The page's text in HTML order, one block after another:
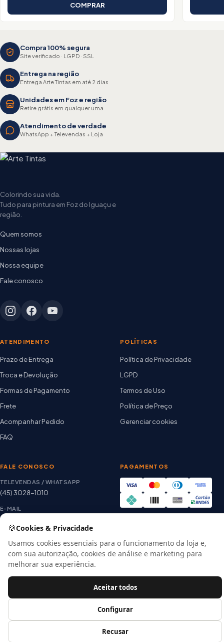
COMPRAR
Compra 100% segura
Site verificado · LGPD · SSL
Entrega na região
Entrega Arte Tintas em até 2 dias
Unidades em Foz e região
Retire grátis em qualquer uma
Atendimento de verdade
WhatsApp + Televendas + Loja
Colorindo sua vida.
Tudo para pintura em Foz do Iguaçu e
região.
Quem somos
Nossas lojas
Nossa equipe
Fale conosco
ATENDIMENTO
Prazo de Entrega
Troca e Devolução
Formas de Pagamento
Frete
Acompanhar Pedido
FAQ
POLÍTICAS
Política de Privacidade
LGPD
Termos de Uso
Política de Preço
Gerenciar cookies
FALE CONOSCO
TELEVENDAS / WHATSAPP
(45) 3028-1010
E-MAIL
thiago@artetintas.com.br
Seg. a Sex. 8h às 18h
Sábado 8h às 12h
PAGAMENTOS
Google Safe Browsing
© 2026 Arte Tintas · CNPJ 00.057.118/0001-56
🍪Cookies & Privacidade
Usamos cookies essenciais para o funcionamento da loja e,
com sua autorização, cookies de análise e marketing para
melhorar sua experiência.
Recusar
Configurar
Aceitar todos